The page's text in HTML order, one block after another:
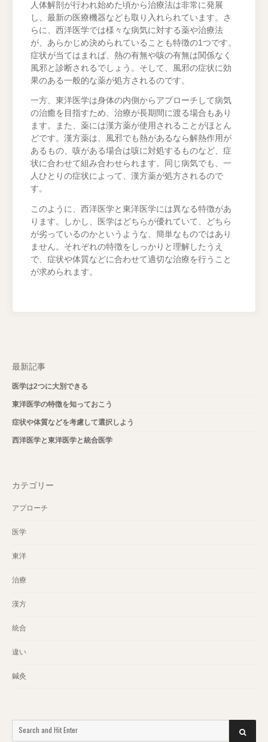
人体解剖が行われ始めた頃から治療法は非常に発展
し、最新の医療機器なども取り入れられています。さ
らに、西洋医学では様々な病気に対する薬や治療法
が、あらかじめ決められていることも特徴の1つです。
症状が当てはまれば、熱の有無や咳の有無は関係なく
風邪と診断されるでしょう。そして、風邪の症状に効
果のある一般的な薬が処方されるのです。
一方、東洋医学は身体の内側からアプローチして病気
の治癒を目指すため、治療が長期間に渡る場合もあり
ます。また、薬には漢方薬が使用されることがほとん
どです。漢方薬は、風邪でも熱があるなら解熱作用が
あるもの、咳がある場合は咳に対処するものなど、症
状に合わせて組み合わせられます。同じ病気でも、一
人ひとりの症状によって、漢方薬が処方されるので
す。
このように、西洋医学と東洋医学には異なる特徴があ
ります。しかし、医学はどちらが優れていて、どちら
が劣っているのかというような、簡単なものではあり
ません。それぞれの特徴をしっかりと理解したうえ
で、症状や体質などに合わせて適切な治療を行うこと
が求められます。
最新記事
医学は2つに大別できる
東洋医学の特徴を知っておこう
症状や体質などを考慮して選択しよう
西洋医学と東洋医学と統合医学
カテゴリー
アプローチ
医学
東洋
治療
漢方
統合
違い
鍼灸
SEARCH